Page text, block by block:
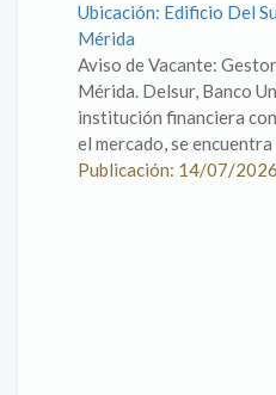
Ubicación: Edificio Del
Mérida
Aviso de Vacante:
Mérida. Delsur, Banco
institución financiera
el mercado, se encuentra
Publicación: 14/07/